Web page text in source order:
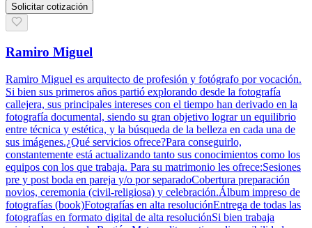
Solicitar cotización
Ramiro Miguel
Ramiro Miguel es arquitecto de profesión y fotógrafo por vocación.
Si bien sus primeros años partió explorando desde la fotografía
callejera, sus principales intereses con el tiempo han derivado en la
fotografía documental, siendo su gran objetivo lograr un equilibrio
entre técnica y estética, y la búsqueda de la belleza en cada una de
sus imágenes.¿Qué servicios ofrece?Para conseguirlo,
constantemente está actualizando tanto sus conocimientos como los
equipos con los que trabaja. Para su matrimonio les ofrece:Sesiones
pre y post boda en pareja y/o por separadoCobertura preparación
novios, ceremonia (civil-religiosa) y celebración.Álbum impreso de
fotografías (book)Fotografías en alta resoluciónEntrega de todas las
fotografías en formato digital de alta resoluciónSi bien trabaja